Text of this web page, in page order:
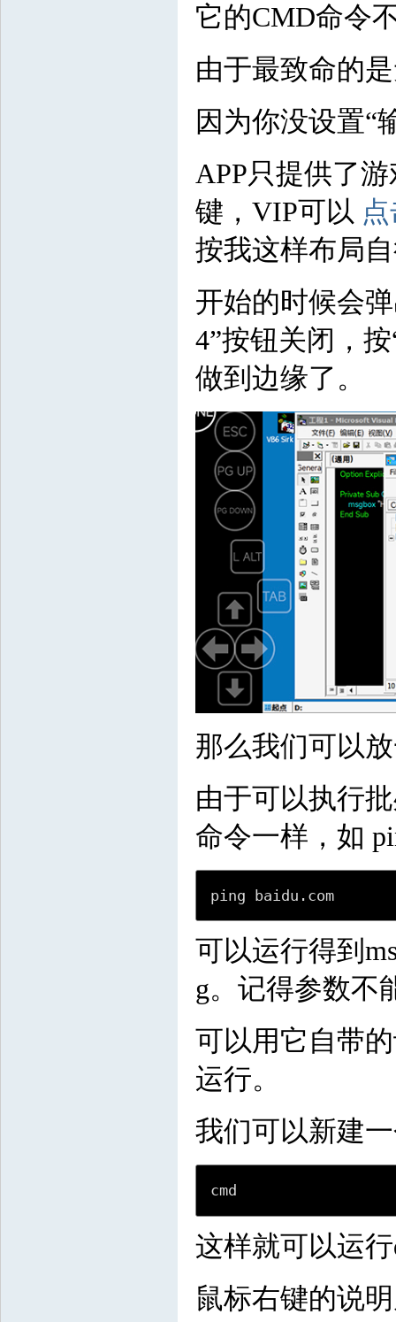
它的CMD命令
由于最致命的
因为你没设置“
APP只提供了
键，VIP可以
按我这样布局
开始的时候会
4”按钮关闭，
做到边缘了。
那么我们可以
由于可以执行
命令一样，如
ping baidu.com
可以运行得到
g。记得参数不
可以用它自带
运行。
我们可以新建一
cmd
这样就可以运
鼠标右键的说